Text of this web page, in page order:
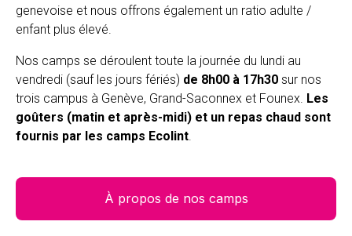
genevoise et nous offrons également un ratio adulte /
enfant plus élevé.
Nos camps se déroulent toute la journée du lundi au
vendredi (sauf les jours fériés) de 8h00 à 17h30 sur nos
trois campus à Genève, Grand-Saconnex et Founex. Les
goûters (matin et après-midi) et un repas chaud sont
fournis par les camps Ecolint
À propos de nos camps